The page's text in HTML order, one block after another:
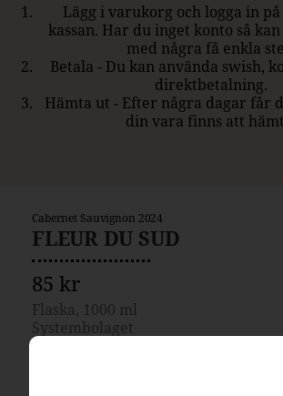
Cabernet Sauvignon 2024
FLEUR DU SUD
85 kr
Flaska, 1000 ml
Systembolaget
Lägg i varukorg och logga in
kassan. Har du inget konto så
med några få enkla
Betala - Du kan använda swish,
direktbetalning.
Hämta ut - Efter några dagar får
din vara finns att